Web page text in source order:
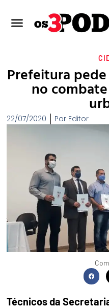
Prefeitura
no
22/07/2020 Por Editor
Técnicos da